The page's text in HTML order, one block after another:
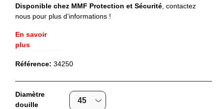
Disponible chez MMF Protection et Sécurité , contactez
nous pour plus d’informations !
En savoir
plus
Référence: 34250
Diamètre
douille